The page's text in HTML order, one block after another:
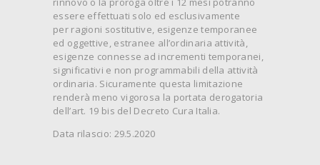
essere effettuati solo ed esclusivamente
per ragioni sostitutive, esigenze temporanee
ed oggettive, estranee all’ordinaria attività,
esigenze connesse ad incrementi temporanei,
significativi e non programmabili della attività
ordinaria. Sicuramente questa limitazione
renderà meno vigorosa la portata derogatoria
dell’art. 19 bis del Decreto Cura Italia.
Data rilascio: 29.5.2020